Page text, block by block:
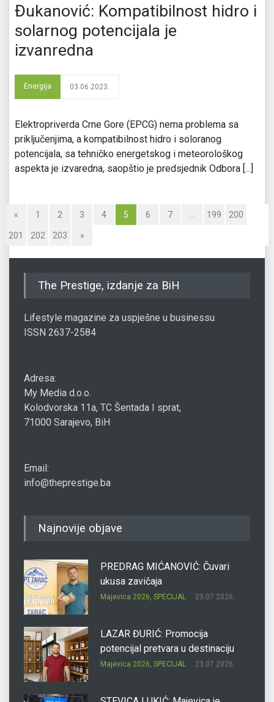
Đukanović: Kompatibilnost hidro i
solarnog potencijala je
izvanredna
Energija 03.06.2023.
Elektropriverda Crne Gore (EPCG) nema problema sa
priključenjima, a kompatibilnost hidro i soloranog
potencijala, sa tehničko energetskog i meteorološkog
aspekta je izvaredna, saopštio je predsjednik Odbora [...]
« 1 2 3 4 5 6 7 199 200
201 202 203 »
The Prestige, izdanje za BiH
Lifestyle magazine za uspješne u businessu
ISSN 2637-2584
Adresa:
My Media d.o.o.
Kolodvorska 11a, TC Šentada I sprat,
71000 Sarajevo, BiH
Email:
info@theprestige.ba
Najnovije objave
PREDRAG MIĆANOVIĆ: Čuvari
ukusa zavičaja
Majevica 2026, SPECIJAL 23.07.2026.
LAZAR ĐURIĆ: Promocija
potencijal pretvara u destinaciju
Majevica 2026, SPECIJAL 23.07.2026.